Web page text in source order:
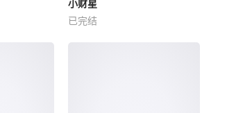
小财星
未知
小财星
已完结